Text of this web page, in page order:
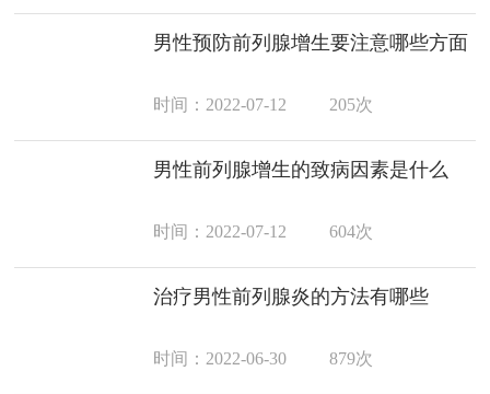
男性预防前列腺增生要注意哪些方面
时间：2022-07-12 205次
男性前列腺增生的致病因素是什么
时间：2022-07-12 604次
治疗男性前列腺炎的方法有哪些
时间：2022-06-30 879次